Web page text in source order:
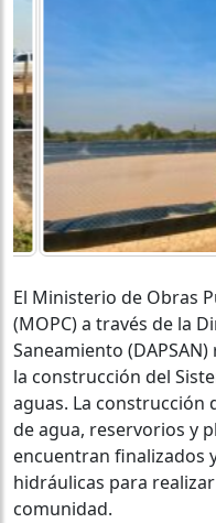
El Ministerio de Obras
(MOPC) a través de la
Saneamiento
la construcción del
aguas. La construcción
de agua, reservorios y
encuentran finalizados
hidráulicas para
comunidad.